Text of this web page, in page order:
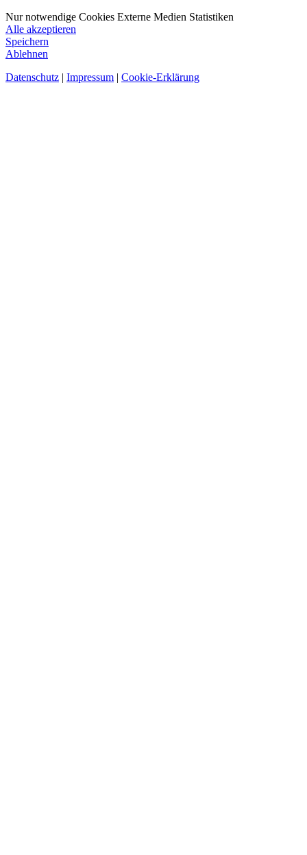
Nur notwendige Cookies Externe Medien Statistiken
Alle akzeptieren
Speichern
Ablehnen
Datenschutz | Impressum | Cookie-Erklärung